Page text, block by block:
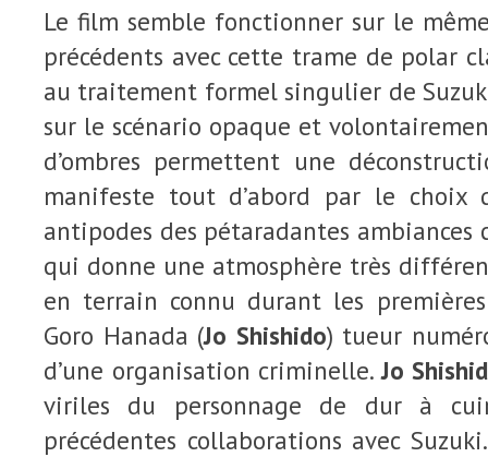
Le film semble fonctionner sur le
précédents avec cette trame de polar
au traitement formel singulier de
sur le scénario opaque et
d’ombres permettent une
manifeste tout d’abord par le
antipodes des pétaradantes
qui donne une atmosphère très
en terrain connu durant les
Goro Hanada (Jo Shishido) tueur
d’une organisation criminelle.Jo
viriles du personnage de dur à
précédentes collaborations avec